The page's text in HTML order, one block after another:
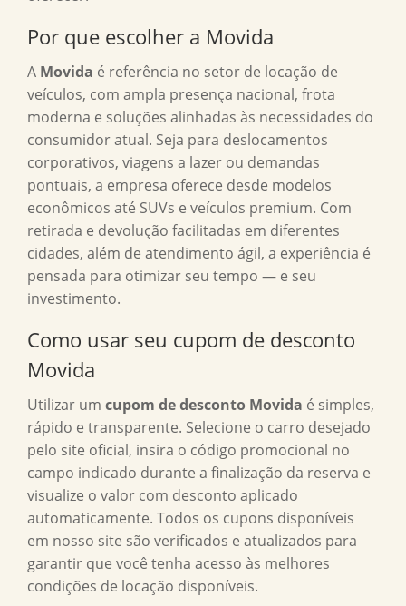
Por que escolher a Movida
A Movida é referência no setor de locação de
veículos, com ampla presença nacional, frota
moderna e soluções alinhadas às necessidades do
consumidor atual. Seja para deslocamentos
corporativos, viagens a lazer ou demandas
pontuais, a empresa oferece desde modelos
econômicos até SUVs e veículos premium. Com
retirada e devolução facilitadas em diferentes
cidades, além de atendimento ágil, a experiência é
pensada para otimizar seu tempo — e seu
investimento.
Como usar seu cupom de desconto
Movida
Utilizar um cupom de desconto Movida é simples,
rápido e transparente. Selecione o carro desejado
pelo site oficial, insira o código promocional no
campo indicado durante a finalização da reserva e
visualize o valor com desconto aplicado
automaticamente. Todos os cupons disponíveis
em nosso site são verificados e atualizados para
garantir que você tenha acesso às melhores
condições de locação disponíveis.